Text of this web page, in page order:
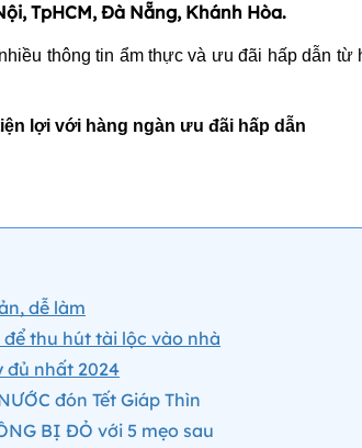
TpHCM, Đà Nẵng, Khánh Hòa.
thông tin ẩm thực và ưu đãi hấp dẫn từ
lợi với hàng ngàn ưu đãi hấp dẫn
dễ làm
để thu hút tài lộc vào nhà
đủ nhất 2024
đón Tết Giáp Thìn
BỊ ĐỎ với 5 mẹo sau